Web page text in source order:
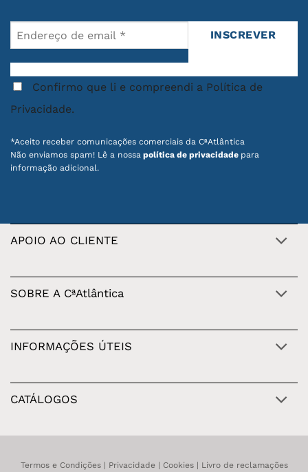
Privacidade.
*Aceito receber comunicações comerciais da CªAtlântica
Não enviamos spam! Lê a nossa política de privacidade para
informação adicional.
APOIO AO CLIENTE
SOBRE A CªAtlântica
INFORMAÇÕES ÚTEIS
CATÁLOGOS
Termos e Condições| Privacidade | Cookies| Livro de reclamações